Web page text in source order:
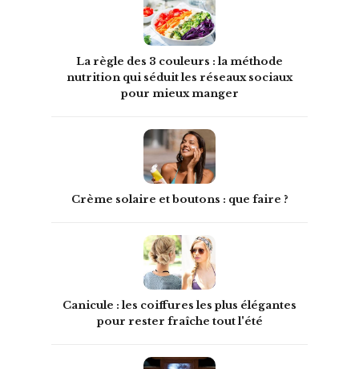
La règle des 3 couleurs : la méthode
nutrition qui séduit les réseaux sociaux
pour mieux manger
Crème solaire et boutons : que faire ?
Canicule : les coiffures les plus élégantes
pour rester fraîche tout l'été